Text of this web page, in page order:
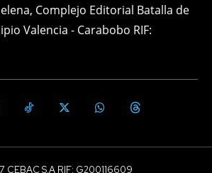
Complejo Editorial Batalla de
Valencia - Carabobo RIF:
CEBAC S.A RIF: G200116609